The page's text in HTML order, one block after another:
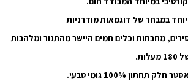
במבחר של דוגמאות מודרניות
מחבתות וכלים חמים היישר מהתנור ומלהבות